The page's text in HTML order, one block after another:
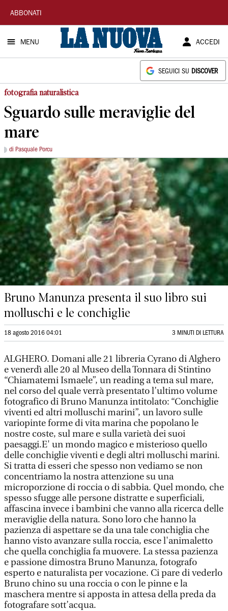
La
Nuova
Sardegna
ABBONATI
MENU ACCEDI
SEGUICI SU DISCOVER
fotografia naturalistica
Sguardo sulle meraviglie del
mare
di Pasquale Porcu
Bruno Manunza presenta il suo libro sui
molluschi e le conchiglie
18 agosto 2016 04:01 3 MINUTI DI LETTURA
ALGHERO. Domani alle 21 libreria Cyrano di Alghero
e venerdì alle 20 al Museo della Tonnara di Stintino
“Chiamatemi Ismaele”, un reading a tema sul mare,
nel corso del quale verrà presentato l’ultimo volume
fotografico di Bruno Manunza intitolato: “Conchiglie
viventi ed altri molluschi marini”, un lavoro sulle
variopinte forme di vita marina che popolano le
nostre coste, sul mare e sulla varietà dei suoi
paesaggi.E' un mondo magico e misterioso quello
delle conchiglie viventi e degli altri molluschi marini.
Si tratta di esseri che spesso non vediamo se non
concentriamo la nostra attenzione su una
microporzione di roccia o di sabbia. Quel mondo, che
spesso sfugge alle persone distratte e superficiali,
affascina invece i bambini che vanno alla ricerca delle
meraviglie della natura. Sono loro che hanno la
pazienza di aspettare se da una tale conchiglia che
hanno visto avanzare sulla roccia, esce l'animaletto
che quella conchiglia fa muovere. La stessa pazienza
e passione dimostra Bruno Manunza, fotografo
esperto e naturalista per vocazione. Ci pare di vederlo
Bruno chino su una roccia o con le pinne e la
maschera mentre si apposta in attesa della preda da
fotografare sott’acqua.